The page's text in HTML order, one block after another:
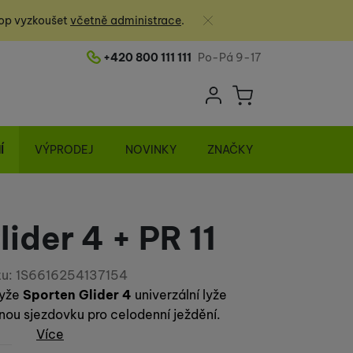
vyzkoušet včetně administrace.
Zavřít
Telefonní číslo
+420 800 111 111 Po-Pá 9-17
Uživatelská
Přihlásit se
Košík
VÝPRODEJ NOVINKY ZNAČKY
4 + PR 11
1S6616254137154
Sporten Glider 4 univerzální lyže
sjezdovku pro celodenní ježdění.
Více